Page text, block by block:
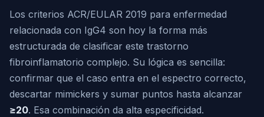
Los criterios ACR/EULAR 2019 para enfermedad
relacionada con IgG4 son hoy la forma más
estructurada de clasificar este trastorno
fibroinflamatorio complejo. Su lógica es sencilla:
confirmar que el caso entra en el espectro correcto,
descartar mimickers y sumar puntos hasta alcanzar
≥20. Esa combinación da alta especificidad.